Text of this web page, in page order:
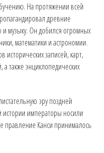
На протяжении всей
древние
музыку. Он добился огромных
математики и астрономии.
исторических записей, карт,
а также энциклопедических
эру поздней
истории императоры носили
правление Канси принималось